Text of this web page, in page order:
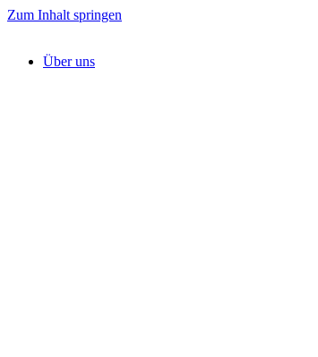
Zum Inhalt springen
Über uns